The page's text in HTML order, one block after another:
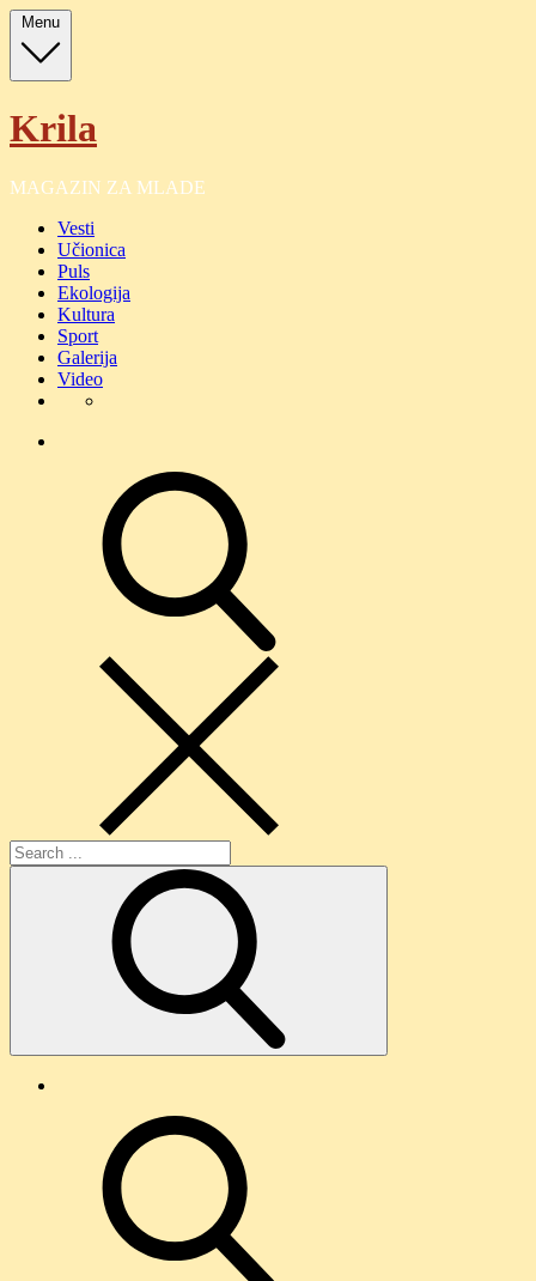
Skip
to
content
Menu
Krila
MAGAZIN ZA MLADE
Vesti
Učionica
Puls
Ekologija
Kultura
Sport
Galerija
Video
Search
for: